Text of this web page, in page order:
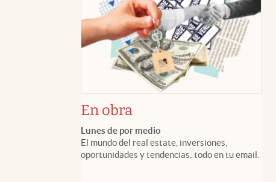
En obra
Lunes de por medio
El mundo del real estate, inversiones,
oportunidades y tendencias: todo en tu email.